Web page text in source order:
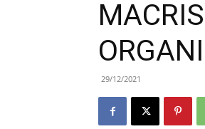
29/12/2021